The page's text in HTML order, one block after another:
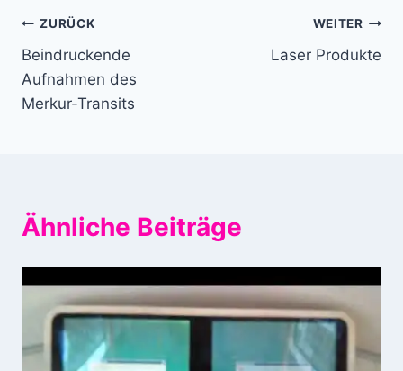
Beitragsnavigation
ZURÜCK
Beindruckende
Aufnahmen des
Merkur-Transits
WEITER
Laser Produkte
Ähnliche Beiträge